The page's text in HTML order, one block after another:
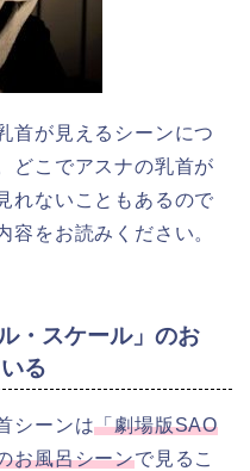
首が見えるシーンにつ
どこでアスナの乳首が
れないこともあるので
容をお読みください。
・スケール」のお
る
シーンは「劇場版SAO
お風呂シーンで見るこ